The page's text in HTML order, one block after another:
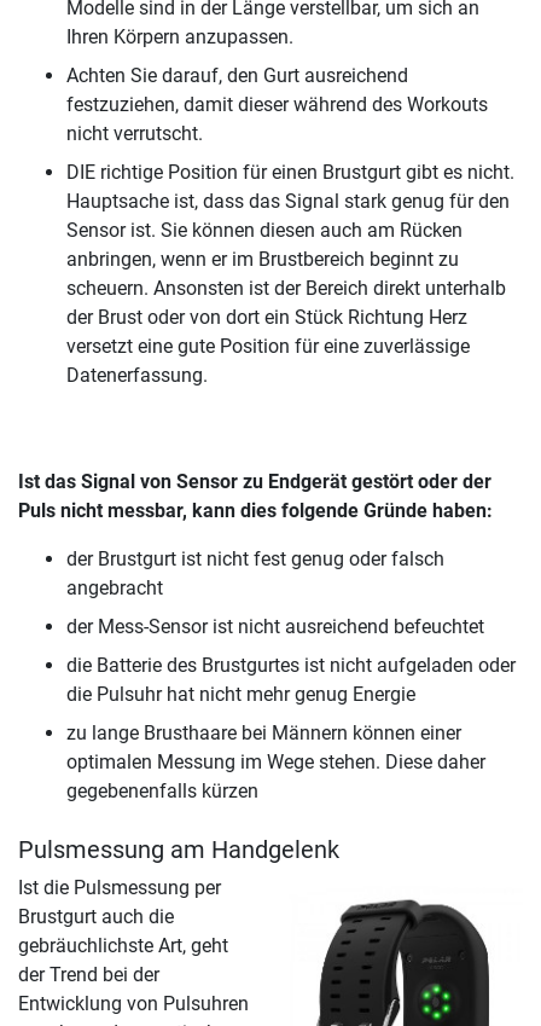
Modelle sind in der Länge verstellbar, um sich an
Ihren Körpern anzupassen.
Achten Sie darauf, den Gurt ausreichend
festzuziehen, damit dieser während des Workouts
nicht verrutscht.
DIE richtige Position für einen Brustgurt gibt es nicht.
Hauptsache ist, dass das Signal stark genug für den
Sensor ist. Sie können diesen auch am Rücken
anbringen, wenn er im Brustbereich beginnt zu
scheuern. Ansonsten ist der Bereich direkt unterhalb
der Brust oder von dort ein Stück Richtung Herz
versetzt eine gute Position für eine zuverlässige
Datenerfassung.
Ist das Signal von Sensor zu Endgerät gestört oder der
Puls nicht messbar, kann dies folgende Gründe haben:
der Brustgurt ist nicht fest genug oder falsch
angebracht
der Mess-Sensor ist nicht ausreichend befeuchtet
die Batterie des Brustgurtes ist nicht aufgeladen oder
die Pulsuhr hat nicht mehr genug Energie
zu lange Brusthaare bei Männern können einer
optimalen Messung im Wege stehen. Diese daher
gegebenenfalls kürzen
Pulsmessung am Handgelenk
Ist die Pulsmessung per
Brustgurt auch die
gebräuchlichste Art, geht
der Trend bei der
Entwicklung von Pulsuhren